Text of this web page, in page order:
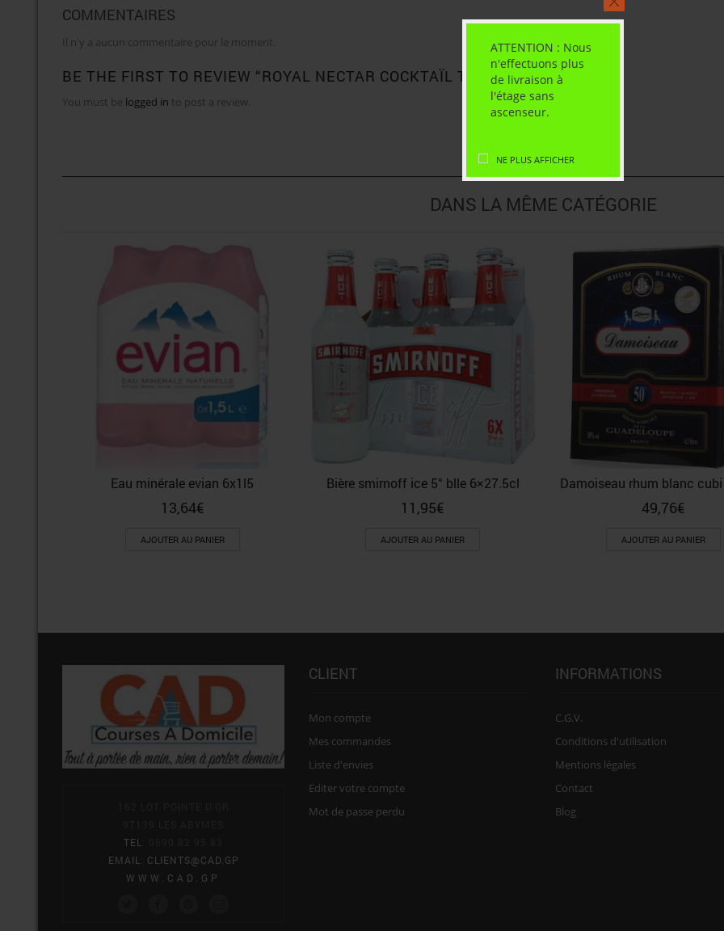
ATTENTION : Nous
n'effectuons plus
de livraison à
l'étage sans
ascenseur.
NE PLUS AFFICHER
COMMENTAIRES
Il n'y a aucun commentaire pour le moment.
BE THE FIRST TO REVIEW “ROYAL NECTAR COCKTAÏL TROPICAL 1L”
You must be logged in to post a review.
DANS LA MÊME CATÉGORIE
Eau minérale evian 6x1l5
13,64€
AJOUTER AU PANIER
Bière smirnoff ice 5° blle 6×27.5cl
11,95€
AJOUTER AU PANIER
Damoiseau rhum blanc
49,76€
AJOUTER AU PANIER
TEL
EMAIL
CLIENTS@CAD.GP
WWW.CAD.GP
CLIENT
Mon compte
Mes commandes
Liste d'envies
Editer votre compte
Mot de passe perdu
INFORMATIONS
C.G.V.
Conditions d'utilisation
Mentions légales
Contact
Blog